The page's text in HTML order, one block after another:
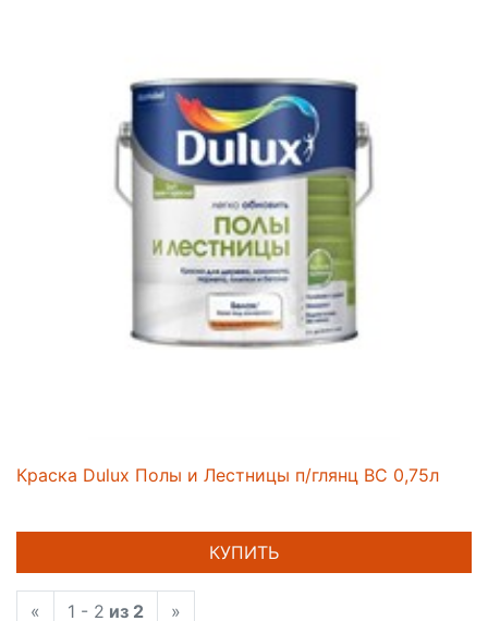
Краска Dulux Полы и Лестницы п/глянц BC 0,75л
КУПИТЬ
« 1 - 2 из 2 »